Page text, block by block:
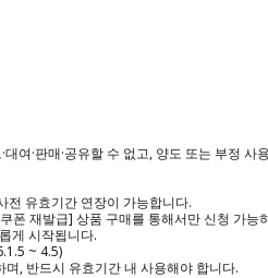
여·판매·공유할 수 없고, 양도 또는 부정
유효기간 연장이 가능합니다.
재발급] 상품 구매를 통해서만 신청 가능
게 시작됩니다.
~ 4.5)
, 반드시 유효기간 내 사용해야 합니다.